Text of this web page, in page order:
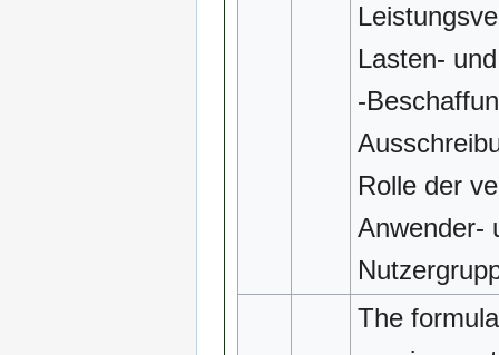
Lasten-
-
Rolle der
Anwender-
The